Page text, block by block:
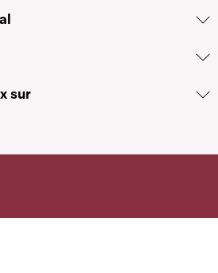
sur